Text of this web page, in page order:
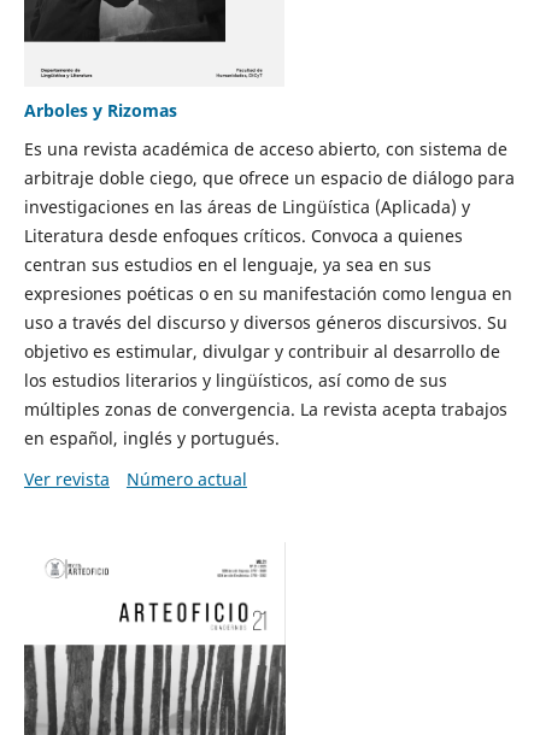
Arboles y Rizomas
Es una revista académica de acceso abierto, con sistema de
arbitraje doble ciego, que ofrece un espacio de diálogo para
investigaciones en las áreas de Lingüística (Aplicada) y
Literatura desde enfoques críticos. Convoca a quienes
centran sus estudios en el lenguaje, ya sea en sus
expresiones poéticas o en su manifestación como lengua en
uso a través del discurso y diversos géneros discursivos. Su
objetivo es estimular, divulgar y contribuir al desarrollo de
los estudios literarios y lingüísticos, así como de sus
múltiples zonas de convergencia. La revista acepta trabajos
en español, inglés y portugués.
Ver revista
Número actual